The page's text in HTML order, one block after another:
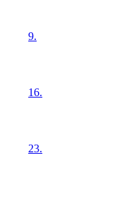
9.
16.
23.